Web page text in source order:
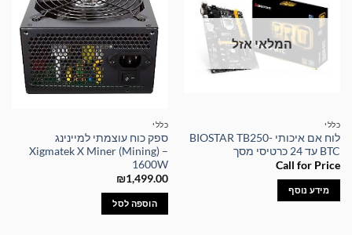
המלאי אזל
כללי
לוח אם איכותי BIOSTAR TB250-
BTC עד 24 כרטיסי מסך
Call for Price
מידע נוסף
כללי
ספק כוח עוצמתי למיינינג
Xigmatek X Miner (Mining) –
1600W
₪1,499.00
הוספה לסל